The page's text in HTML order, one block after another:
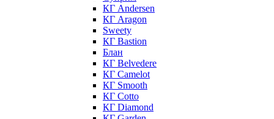
КГ Andersen
КГ Aragon
Sweety
КГ Bastion
Блан
КГ Belvedere
КГ Camelot
КГ Smooth
КГ Cotto
КГ Diamond